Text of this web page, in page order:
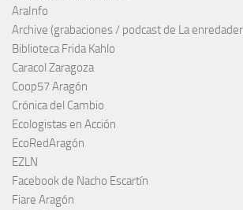
AraInfo
Archive (grabaciones / podcast de La
Biblioteca Frida Kahlo
Caracol Zaragoza
Coop57 Aragón
Crónica del Cambio
Ecologistas en Acción
EcoRedAragón
EZLN
Facebook de Nacho Escartín
Fiare Aragón